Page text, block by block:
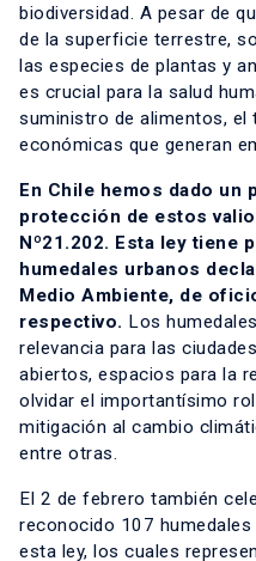
biodiversidad. A pesar de
de la superficie terrestre,
las especies de plantas y
es crucial para la salud
suministro de alimentos, el
económicas que generan
En Chile hemos dado un
protección de estos
Nº21.202. Esta ley tiene
humedales urbanos
Medio Ambiente, de
respectivo. Los
relevancia para las
abiertos, espacios para la
olvidar el importantísimo
mitigación al cambio
entre otras.
El 2 de febrero también
reconocido 107
esta ley, los cuales